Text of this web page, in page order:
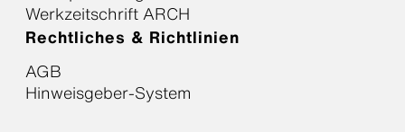
Werkzeitschrift ARCH
Rechtliches & Richtlinien
AGB
Hinweisgeber-System